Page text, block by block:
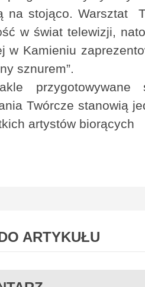
na stojąco. Warsztat
w świat telewizji,
w Kamieniu
sznurem”.
przygotowywane
Twórcze stanowią
artystów biorących
ARTYKUŁU